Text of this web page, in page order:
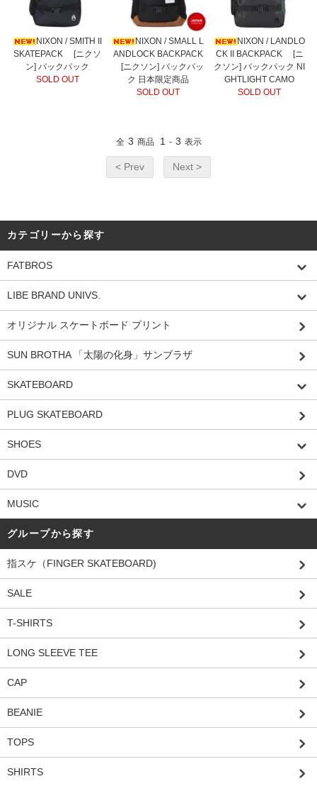
NIXON / SMITH II
SKATEPACK [ニクソ
ン] バックパック
SOLD OUT
NIXON / SMALL L
ANDLOCK BACKPACK
[ニクソン] バックパッ
ク 日本限定商品
SOLD OUT
NIXON / LANDLO
CK II BACKPACK [ニ
クソン] バックパック NI
GHTLIGHT CAMO
SOLD OUT
全 3 商品 1 - 3 表示
< Prev Next >
カテゴリーから探す
FATBROS
LIBE BRAND UNIVS.
オリジナル スケートボード プリント
SUN BROTHA 「太陽の化身」サンブラザ
SKATEBOARD
PLUG SKATEBOARD
SHOES
DVD
MUSIC
グループから探す
指スケ（FINGER SKATEBOARD)
SALE
T-SHIRTS
LONG SLEEVE TEE
CAP
BEANIE
TOPS
SHIRTS